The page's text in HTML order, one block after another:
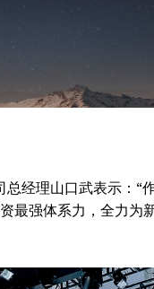
经理山口武表示：“
最强体系力，全力为